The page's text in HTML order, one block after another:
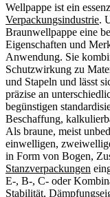
Wellpappe ist ein
Verpackungsindustrie.
Braunwellpappe eine
Eigenschaften und
Anwendung. Sie
Schutzwirkung zu
und Stapeln und lässt
präzise an
begünstigen
Beschaffung,
Als braune, meist
einwelligen,
in Form von Bogen,
Stanzverpackungen
E-, B-, C- oder
Stabilität,